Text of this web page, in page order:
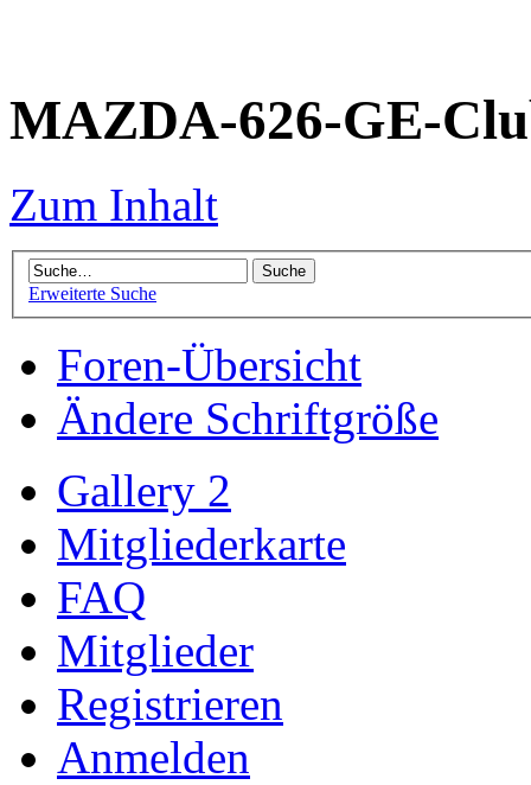
MAZDA-626-GE-
Zum Inhalt
Erweiterte Suche
Foren-Übersicht
Ändere Schriftgröße
Gallery 2
Mitgliederkarte
FAQ
Mitglieder
Registrieren
Anmelden